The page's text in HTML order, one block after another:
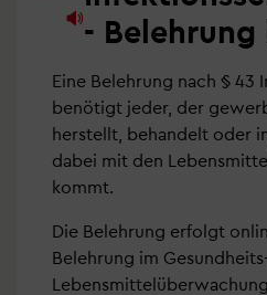
-
Eine Belehrung nach § 43
benötigt jeder, der
herstellt, behandelt oder
dabei mit den
kommt.
Die Belehrung erfolgt
Belehrung im